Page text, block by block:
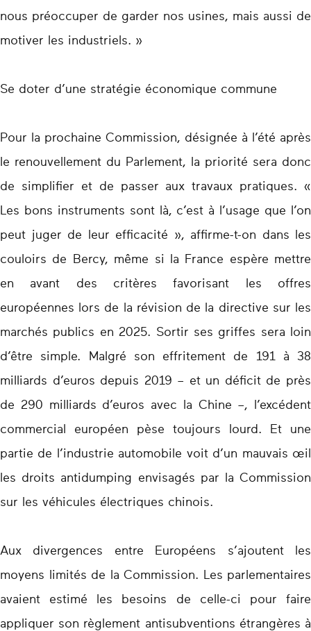
nous préoccuper de garder nos usines, mais aussi de
motiver les industriels. »
Se doter d’une stratégie économique commune
Pour la prochaine Commission, désignée à l’été après
le renouvellement du Parlement, la priorité sera donc
de simplifier et de passer aux travaux pratiques. «
Les bons instruments sont là, c’est à l’usage que l’on
peut juger de leur efficacité », affirme-t-on dans les
couloirs de Bercy, même si la France espère mettre
en avant des critères favorisant les offres
européennes lors de la révision de la directive sur les
marchés publics en 2025. Sortir ses griffes sera loin
d’être simple. Malgré son effritement de 191 à 38
milliards d’euros depuis 2019 – et un déficit de près
de 290 milliards d’euros avec la Chine –, l’excédent
commercial européen pèse toujours lourd. Et une
partie de l’industrie automobile voit d’un mauvais œil
les droits antidumping envisagés par la Commission
sur les véhicules électriques chinois.
Aux divergences entre Européens s’ajoutent les
moyens limités de la Commission. Les parlementaires
avaient estimé les besoins de celle-ci pour faire
appliquer son règlement antisubventions étrangères à